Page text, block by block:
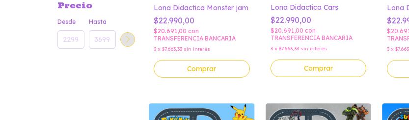
Precio
Desde Hasta
Lona Didactica Monster jam
$22.990,00
$20.691,00 con
TRANSFERENCIA BANCARIA
3 x $7.663,33 sin interés
Comprar
Lona Didactica Cars
$22.990,00
$20.691,00 con
TRANSFERENCIA BANCARIA
3 x $7.663,33 sin interés
Comprar
Lona
3 x